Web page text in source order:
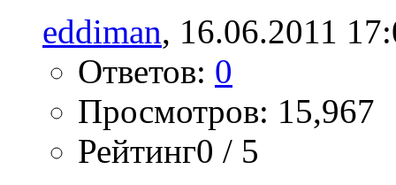
eddiman, 16.06.2011
Ответов: 0
Просмотров: 15,967
Рейтинг0 / 5